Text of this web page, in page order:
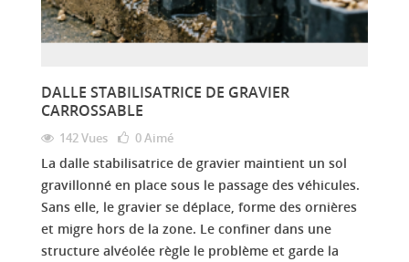
DALLE STABILISATRICE DE GRAVIER
CARROSSABLE
142 Vues 0Aimé
La dalle stabilisatrice de gravier maintient un sol
gravillonné en place sous le passage des véhicules.
Sans elle, le gravier se déplace, forme des ornières
et migre hors de la zone. Le confiner dans une
structure alvéolée règle le problème et garde la